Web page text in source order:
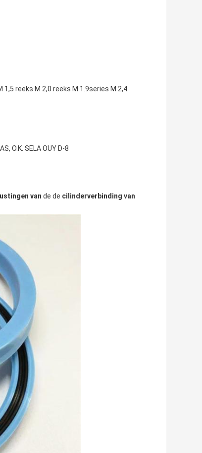
reeks M 2,0 reeks M 1.9series M 2,4
O.K. SELA OUY D-8
van de de cilinderverbinding van